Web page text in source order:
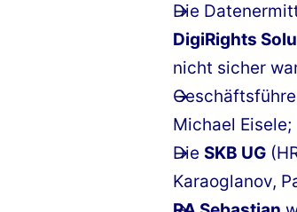
Die
DigiRights
nicht sicher
Michael Eisele;
Die SKB UG
Karaoglanov,